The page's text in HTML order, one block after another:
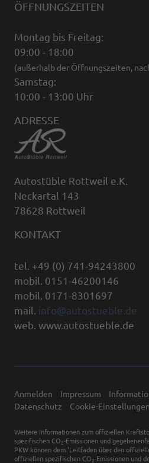
ÖFFNUNGSZEITEN
Montag bis Freitag:
09:00 - 18:00
(außerhalb der Öffnungszeiten,
Samstag:
10:00 - 13:00 Uhr
ADRESSE
Autostüble Rottweil e.K.
Neckartal 143
78628 Rottweil
KONTAKT
tel. +49 (0) 741-94243800
mobil. 0151-46200146
mobil. 0171-8301697
mail. info@autostueble.de
web. www.autostueble.de
Anmelden Impressum
Datenschutz
Cookie-Einstellungen
Weitere Informationen zum offiziellen
spezifischen CO 2-Emissionen und
PKW können dem 'Leitfaden über den
offiziellen spezifischen CO 2-Emissionen und